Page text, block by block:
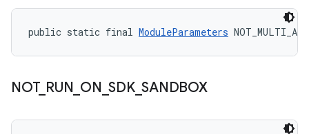
public static final ModuleParameters NOT_MULTI_ABI
NOT_ RUN ON _SDK_SANDBOX